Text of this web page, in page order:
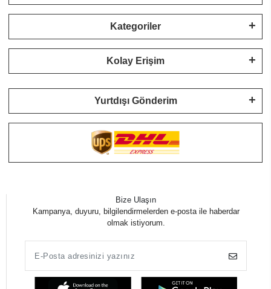
Kategoriler
Kolay Erişim
Yurtdışı Gönderim
Bize Ulaşın
Kampanya, duyuru, bilgilendirmelerden e-posta ile haberdar
olmak istiyorum.